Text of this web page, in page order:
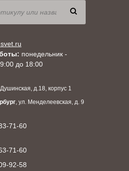
понедельник -
до 18:00
д.18, корпус 1
, ул. Менделеевская, д. 9
71-60
71-60
92-58